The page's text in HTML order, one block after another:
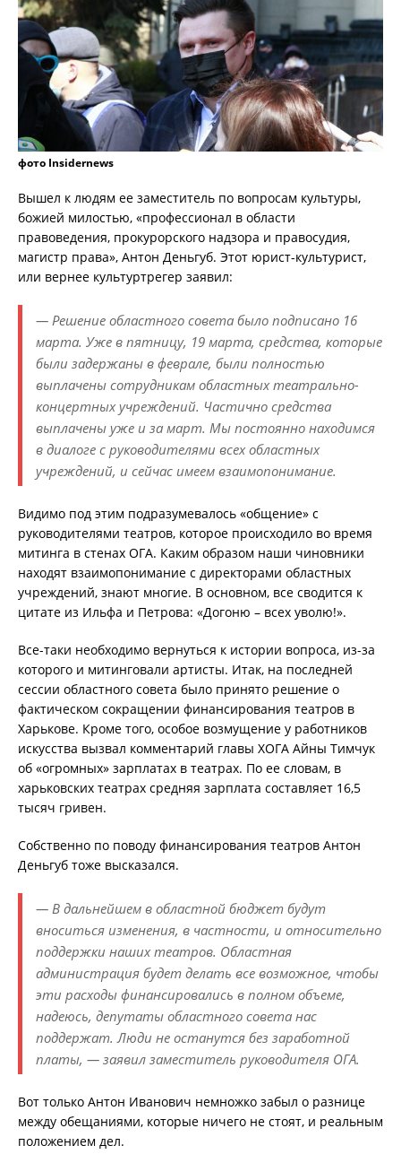
фото Insidernews
Вышел к людям ее заместитель по вопросам культуры,
божией милостью, «профессионал в области
правоведения, прокурорского надзора и правосудия,
магистр права», Антон Деньгуб. Этот юрист-культурист,
или вернее культуртрегер заявил:
— Решение областного совета было подписано 16
марта. Уже в пятницу, 19 марта, средства, которые
были задержаны в феврале, были полностью
выплачены сотрудникам областных театрально-
концертных учреждений. Частично средства
выплачены уже и за март. Мы постоянно находимся
в диалоге с руководителями всех областных
учреждений, и сейчас имеем взаимопонимание.
Видимо под этим подразумевалось «общение» с
руководителями театров, которое происходило во время
митинга в стенах ОГА. Каким образом наши чиновники
находят взаимопонимание с директорами областных
учреждений, знают многие. В основном, все сводится к
цитате из Ильфа и Петрова: «Догоню – всех уволю!».
Все-таки необходимо вернуться к истории вопроса, из-за
которого и митинговали артисты. Итак, на последней
сессии областного совета было принято решение о
фактическом сокращении финансирования театров в
Харькове. Кроме того, особое возмущение у работников
искусства вызвал комментарий главы ХОГА Айны Тимчук
об «огромных» зарплатах в театрах. По ее словам, в
харьковских театрах средняя зарплата составляет 16,5
тысяч гривен.
Собственно по поводу финансирования театров Антон
Деньгуб тоже высказался.
— В дальнейшем в областной бюджет будут
вноситься изменения, в частности, и относительно
поддержки наших театров. Областная
администрация будет делать все возможное, чтобы
эти расходы финансировались в полном объеме,
надеюсь, депутаты областного совета нас
поддержат. Люди не останутся без заработной
платы, — заявил заместитель руководителя ОГА.
Вот только Антон Иванович немножко забыл о разнице
между обещаниями, которые ничего не стоят, и реальным
положением дел.